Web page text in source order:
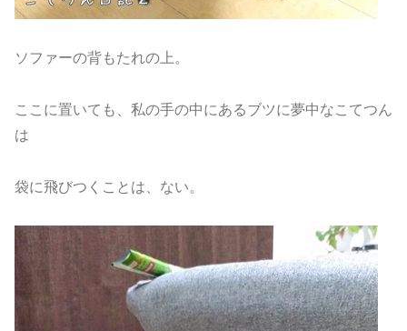
ソファーの背もたれの上。
ここに置いても、私の手の中にあるブツに夢中なこてつん
は
袋に飛びつくことは、ない。